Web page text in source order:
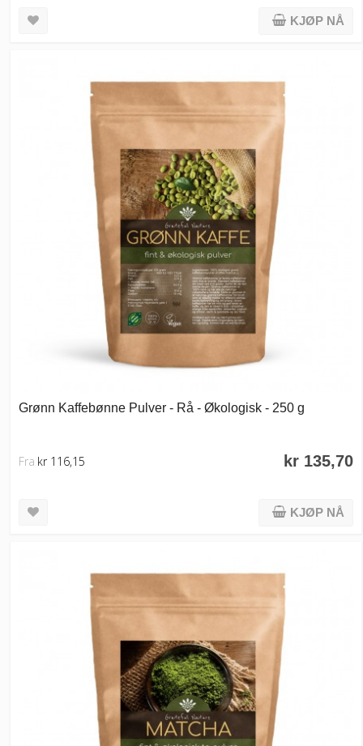
KJØP NÅ
Grønn Kaffebønne Pulver - Rå - Økologisk - 250 g
kr 135,70
Fra kr 116,15
KJØP NÅ